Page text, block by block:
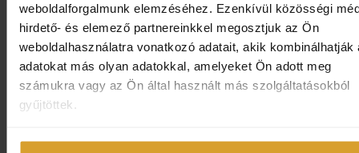
weboldalforgalmunk elemzéséhez. Ezenkívül közösségi
hirdető- és elemező partnereinkkel megosztjuk az Ön
weboldalhasználatra vonatkozó adatait, akik kombinálhatják
adatokat más olyan adatokkal, amelyeket Ön adott meg
számukra vagy az Ön által használt más szolgáltatásokból
gyűjtöttek.
játszószobáink ingyenes használata a fürdő és a
területén egyaránt
Fitness szoba ingyenes használata
asztalitenisz ingyenes használata
fürdőköpeny, wellness papucs és törölköző